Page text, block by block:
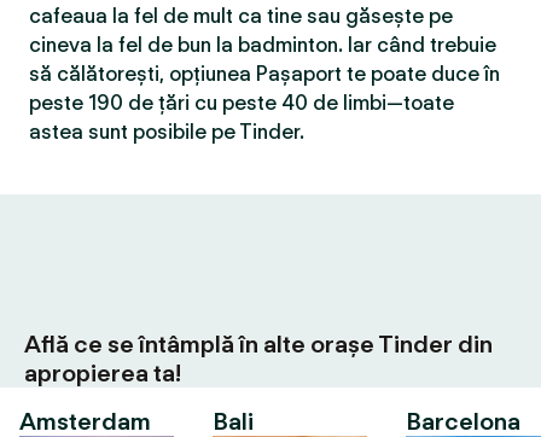
cafeaua la fel de mult ca tine sau găsește pe
cineva la fel de bun la badminton. Iar când trebuie
să călătorești, opțiunea Pașaport te poate duce în
peste 190 de țări cu peste 40 de limbi—toate
astea sunt posibile pe Tinder.
Află ce se întâmplă în alte orașe Tinder din
apropierea ta!
Amsterdam
Bali Barcelona